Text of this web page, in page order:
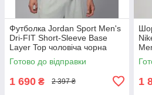
Футболка Jordan Sport Men's
Dri-FIT Short-Sleeve Base
Layer Top чоловіча чорна
оригінал (HV4099-010)
Готово до відправки
1 690 ₴ 2 397 ₴ 1